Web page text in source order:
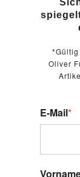
Oliver
E-Mail*